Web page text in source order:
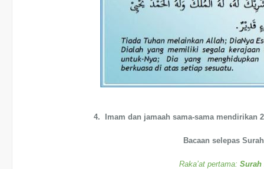
4. Imam dan jamaah sama-sama mendirikan
Bacaan selepas
Raka’at pertama: Surah